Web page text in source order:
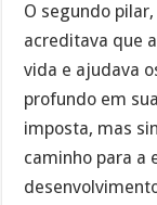
O segundo
acreditava que
vida e ajudava
profundo em
imposta, mas
caminho para a